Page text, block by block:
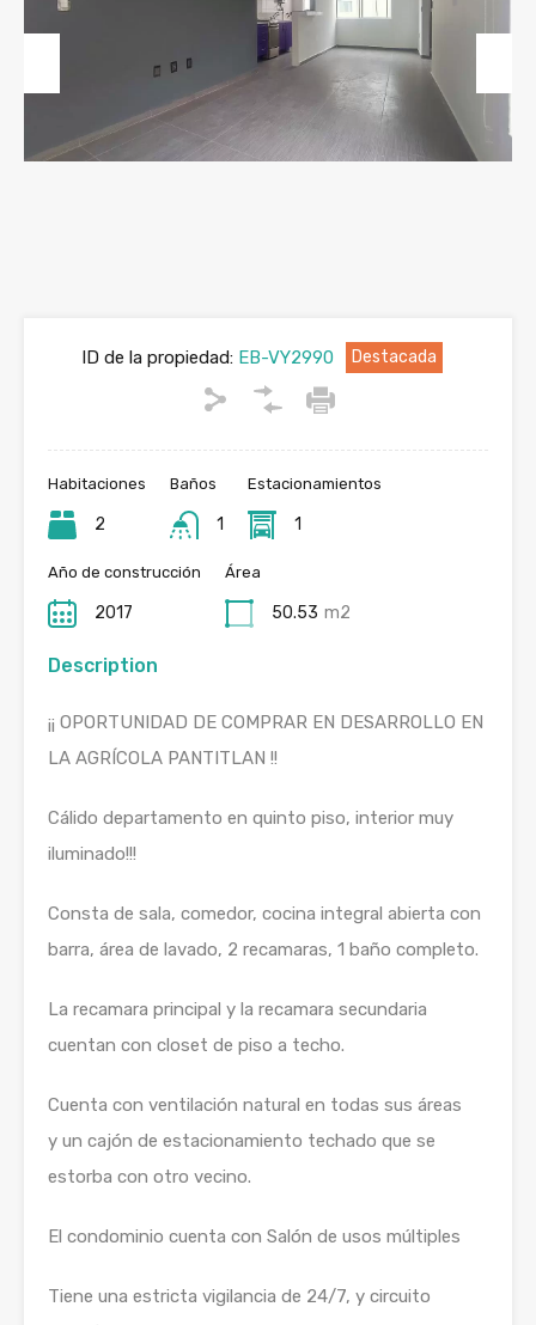
ID de la propiedad: EB-VY2990 Destacada
Habitaciones
2
Baños
1
Estacionamientos
1
Año de construcción
2017
Área
50.53 m2
Description
¡¡ OPORTUNIDAD DE COMPRAR EN DESARROLLO EN
LA AGRÍCOLA PANTITLAN !!
Cálido departamento en quinto piso, interior muy
iluminado!!!
Consta de sala, comedor, cocina integral abierta con
barra, área de lavado, 2 recamaras, 1 baño completo.
La recamara principal y la recamara secundaria
cuentan con closet de piso a techo.
Cuenta con ventilación natural en todas sus áreas
y un cajón de estacionamiento techado que se
estorba con otro vecino.
El condominio cuenta con Salón de usos múltiples
Tiene una estricta vigilancia de 24/7, y circuito